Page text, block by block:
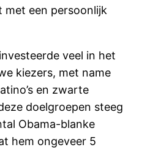
met een persoonlijk
veel in het
kiezers, met name
en zwarte
doelgroepen steeg
Obama-blanke
hem ongeveer 5